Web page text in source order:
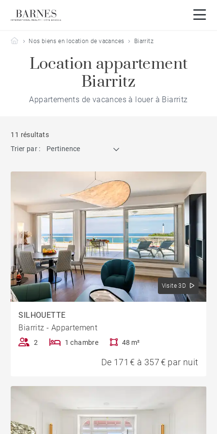
Barnes Côte Basque
Nos biens en location de vacances Biarritz
Location appartement
Biarritz
Appartements de vacances à louer à Biarritz
11 résultats
Trier par :
Pertinence
Visite 3D
SILHOUETTE
Biarritz - Appartement
2 1 chambre 48 m²
De 171 € à 357 € par nuit